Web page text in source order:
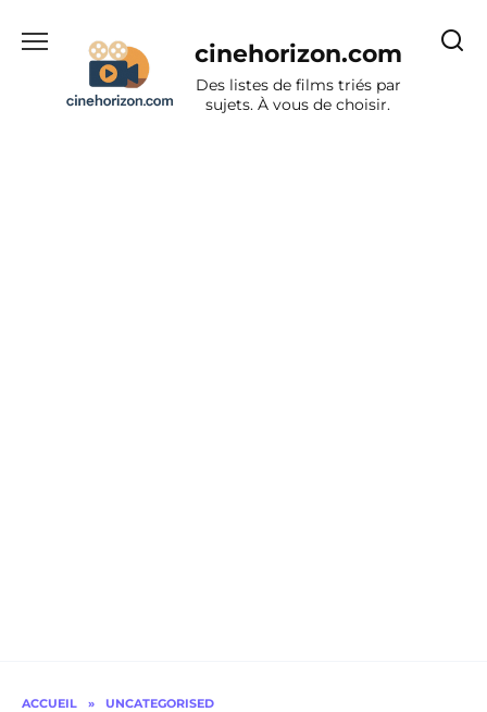
cinehorizon.com
Des listes de films triés par
sujets. À vous de choisir.
ACCUEIL » UNCATEGORISED